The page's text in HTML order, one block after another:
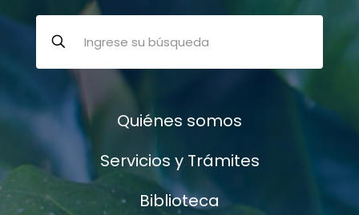
Quiénes somos
Servicios y Trámites
Biblioteca